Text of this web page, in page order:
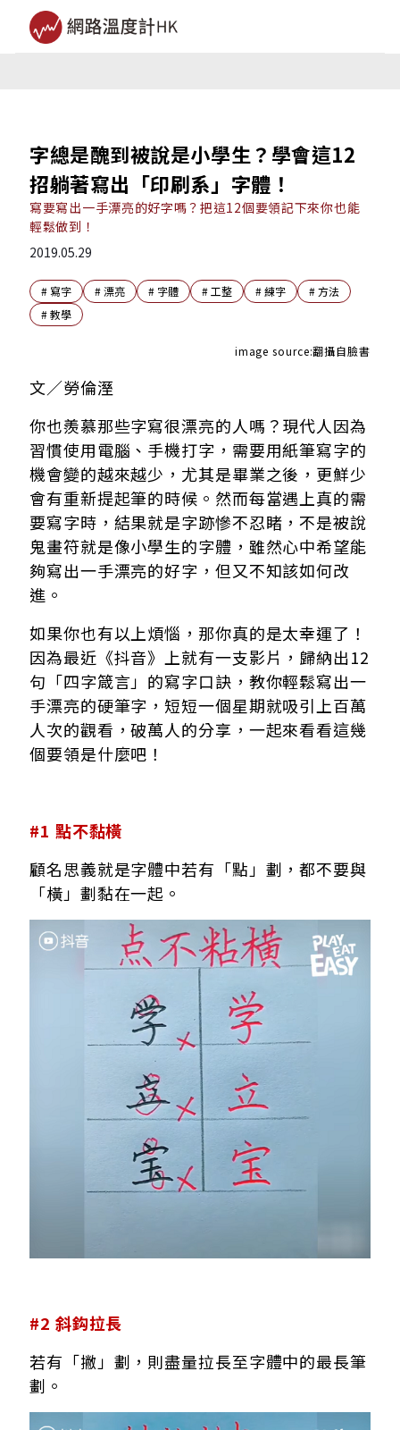
字總是醜到被說是小學生？學會這12
招躺著寫出「印刷系」字體！
寫要寫出一手漂亮的好字嗎？把這12個要領記下來你也能
輕鬆做到！
2019.05.29
#寫字 #漂亮 # 字體 #工整 #練字 #方法
#教學
image source:翻攝自臉書
文／勞倫溼
你也羨慕那些字寫很漂亮的人嗎？現代人因為
習慣使用電腦、手機打字，需要用紙筆寫字的
機會變的越來越少，尤其是畢業之後，更鮮少
會有重新提起筆的時候。然而每當遇上真的需
要寫字時，結果就是字跡慘不忍睹，不是被說
鬼畫符就是像小學生的字體，雖然心中希望能
夠寫出一手漂亮的好字，但又不知該如何改
進。
如果你也有以上煩惱，那你真的是太幸運了！
因為最近《抖音》上就有一支影片，歸納出12
句「四字箴言」的寫字口訣，教你輕鬆寫出一
手漂亮的硬筆字，短短一個星期就吸引上百萬
人次的觀看，破萬人的分享，一起來看看這幾
個要領是什麼吧！
#1 點不黏橫
顧名思義就是字體中若有「點」劃，都不要與
「橫」劃黏在一起。
#2 斜鈎拉長
若有「撇」劃，則盡量拉長至字體中的最長筆
劃。